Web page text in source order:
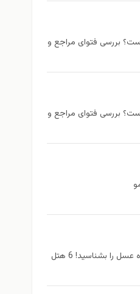
بررسی فتوای مراجع و
بررسی فتوای مراجع و
بهترین هتل تهران برای ماه عسل را بشناسید! 6 هتل